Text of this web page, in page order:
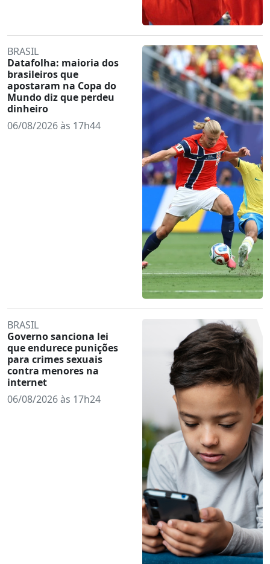
BRASIL
Datafolha: maioria dos
brasileiros que
apostaram na Copa do
Mundo diz que perdeu
dinheiro
06/08/2026 às 17h44
BRASIL
Governo sanciona lei
que endurece punições
para crimes sexuais
contra menores na
internet
06/08/2026 às 17h24